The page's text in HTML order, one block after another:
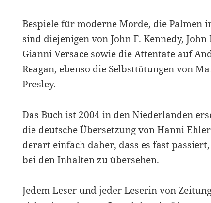
Bespiele für moderne Morde, die Palmen
sind diejenigen von John F. Kennedy,
Gianni Versace sowie die Attentate auf
Reagan, ebenso die Selbsttötungen von
Presley.
Das Buch ist 2004 in den Niederlanden
die deutsche Übersetzung von Hanni
derart einfach daher, dass es fast
bei den Inhalten zu übersehen.
Jedem Leser und jeder Leserin von